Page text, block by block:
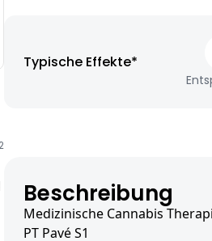
Typische Effekte*
Beschreibung
Medizinische Cannabis
PT Pavé S1